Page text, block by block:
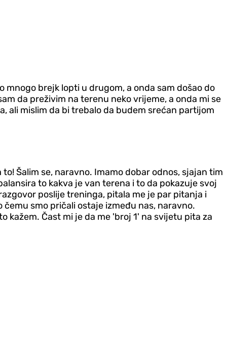
mnogo brejk lopti u drugom, a onda sam došao do
da preživim na terenu neko vrijeme, a onda mi se
ali mislim da bi trebalo da budem srećan partijom
Šalim se, naravno. Imamo dobar odnos, sjajan tim
to kakva je van terena i to da pokazuje svoj
poslije treninga, pitala me je par pitanja i
smo pričali ostaje između nas, naravno.
kažem. Čast mi je da me 'broj 1' na svijetu pita za